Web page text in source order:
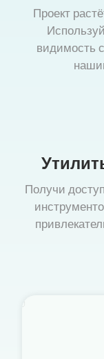
Проект
видимость
Получи